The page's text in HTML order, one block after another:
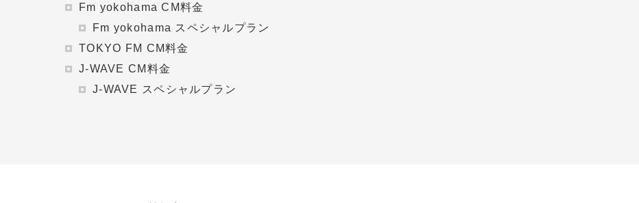
Fm yokohama CM料金
Fm yokohama スペシャルプラン
TOKYO FM CM料金
J-WAVE CM料金
J-WAVE スペシャルプラン